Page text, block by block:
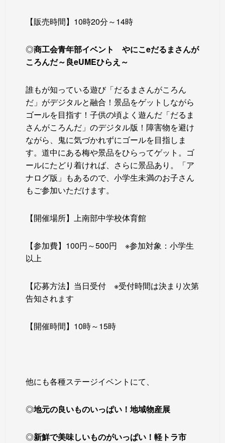
【販売時間】10時20分～14時
◎商工会青年部イベント
やにこeだるまさんが
ころんだ～良eUMEひらえ～
誰もが知っている遊び「だるまさんがころん
だ」がデジタルと融合！景品をゲットしながら
ゴールを目指す！子供の頃よく遊んだ「だるま
さんがころんだ」のデジタル版！障害物を避け
ながら、鬼に気づかれずにゴールを目指しま
す。道中にある梅や景品をひらってゲット。ゴ
ールにたどり着ければ、さらに景品あり。「ア
ナログ版」もあるので、小学生未満のお子さん
もご参加いただけます。
【開催場所】上南部中学校体育館
【参加費】100円～500円 ※参加対象：小学生
以上
【応募方法】当日受付 ※受付時間は決まり次第
告知されます
【開催時間】10時～15時
他にも各種ステージイベントにて、
◎地元の良いものいっぱい！地域物産展
◎新鮮で美味しいものがいっぱい！軽トラ市